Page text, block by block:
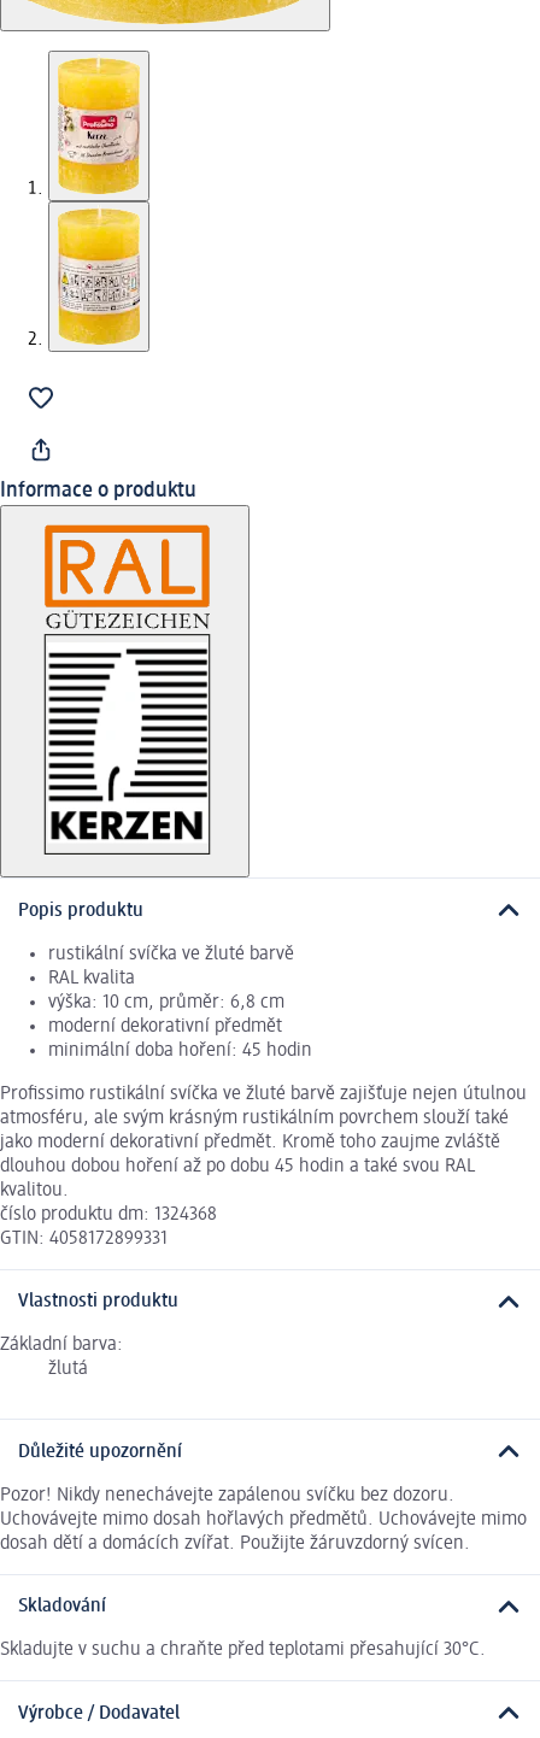
Informace o produktu
Popis produktu
rustikální svíčka ve žluté barvě
RAL kvalita
výška: 10 cm, průměr: 6,8 cm
moderní dekorativní předmět
minimální doba hoření: 45 hodin
Profissimo rustikální svíčka ve žluté barvě zajišťuje nejen útulnou
atmosféru, ale svým krásným rustikálním povrchem slouží také
jako moderní dekorativní předmět. Kromě toho zaujme zvláště
dlouhou dobou hoření až po dobu 45 hodin a také svou RAL
kvalitou.
číslo produktu dm: 1324368
GTIN: 4058172899331
Vlastnosti produktu
Základní barva:
žlutá
Důležité upozornění
Pozor! Nikdy nenechávejte zapálenou svíčku bez dozoru.
Uchovávejte mimo dosah hořlavých předmětů. Uchovávejte mimo
dosah dětí a domácích zvířat. Použijte žáruvzdorný svícen.
Skladování
Skladujte v suchu a chraňte před teplotami přesahující 30°C.
Výrobce / Dodavatel